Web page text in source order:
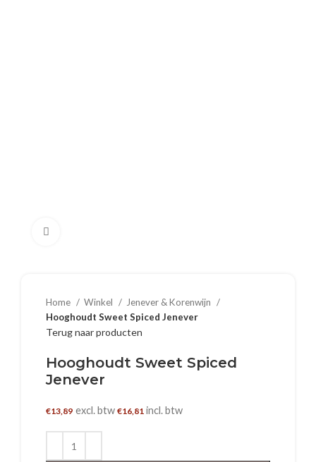
Home Winkel
Jenever & Korenwijn
Hooghoudt Sweet Spiced Jenever
Terug naar producten
Hooghoudt Sweet Spiced
Jenever
€13,89 excl. btw €16,81 incl. btw